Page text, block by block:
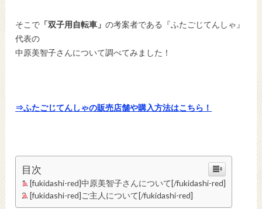
そこで 「双子用自転車」の考案者である『ふたごじてんしゃ』
代表の
中原美智子さんについて調べてみました！
⇒ふたごじてんしゃの販売店舗や購入方法はこちら！
目次
[fukidashi-red]中原美智子さんについて[/fukidashi-red]
[fukidashi-red]ご主人について[/fukidashi-red]